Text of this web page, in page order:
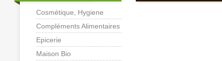
Cosmétique, Hygiene
Compléments Alimentaires
Epicerie
Maison Bio